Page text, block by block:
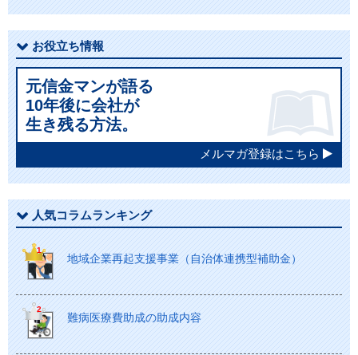
お役立ち情報
元信金マンが語る
10年後に会社が
生き残る方法。
メルマガ登録はこちら
人気コラムランキング
地域企業再起支援事業（自治体連携型補助金）
難病医療費助成の助成内容